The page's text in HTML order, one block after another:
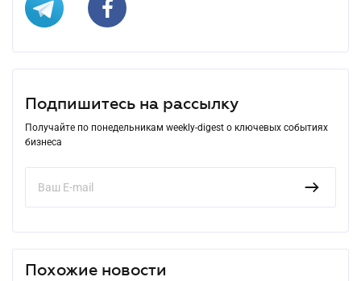
Подпишитесь на рассылку
Получайте по понедельникам weekly-digest о ключевых событиях
бизнеса
Похожие новости